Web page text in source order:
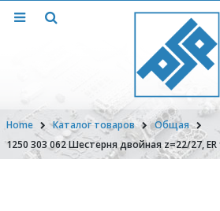
Home Каталог товаров
Общая
1250 303 062 Шестерня двойная z=22/27, ER